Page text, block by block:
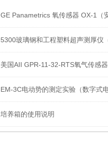
美国AII GPR-11-32-RTS氧气传感器
培养箱的使用说明